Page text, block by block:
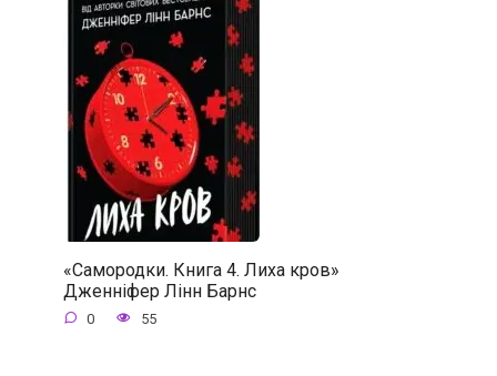
«Самородки. Книга 4. Лиха кров»
Дженніфер Лінн Барнс
0 55